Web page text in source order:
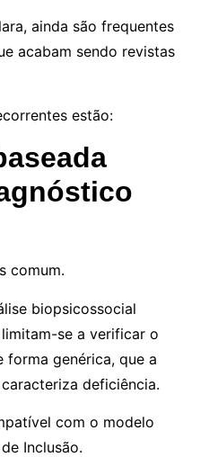
ainda são frequentes
acabam sendo revistas
estão:
comum.
biopsicossocial
se a verificar o
forma genérica, que a
deficiência.
com o modelo
Inclusão.